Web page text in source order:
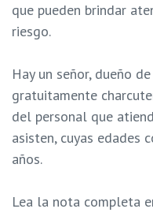
que pueden brindar
riesgo.
Hay un señor, dueño
gratuitamente
del personal que
asisten, cuyas edades
años.
Lea la nota completa